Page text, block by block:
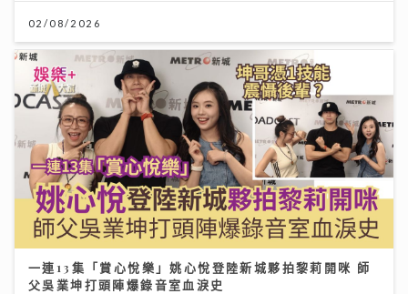
02/08/2026
一連13集「賞心悅樂」姚心悅登陸新城夥拍黎莉開咪 師
父吳業坤打頭陣爆錄音室血淚史